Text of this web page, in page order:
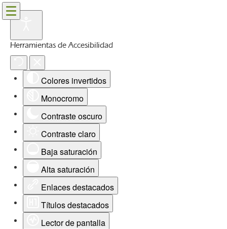
Herramientas de Accesibilidad
Colores invertidos
Monocromo
Contraste oscuro
Contraste claro
Baja saturación
Alta saturación
Enlaces destacados
Títulos destacados
Lector de pantalla